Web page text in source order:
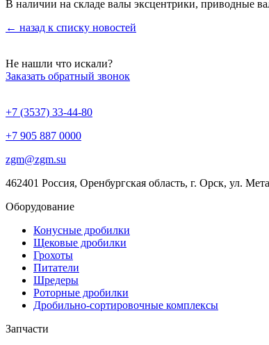
В наличии на складе валы эксцентрики, приводные
← назад к списку новостей
Не нашли что искали?
Заказать обратный звонок
+7 (3537) 33-44-80
+7 905 887 0000
zgm@zgm.su
462401 Россия, Оренбургская область, г. Орск, ул.
Оборудование
Конусные дробилки
Щековые дробилки
Грохоты
Питатели
Шредеры
Роторные дробилки
Дробильно-сортировочные комплексы
Запчасти